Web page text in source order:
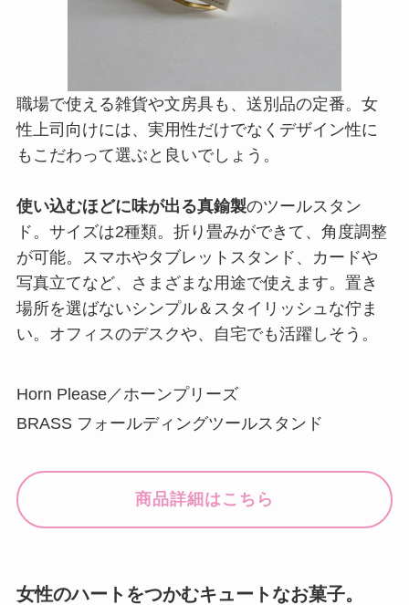
職場で使える雑貨や文房具も、送別品の定番。女
性上司向けには、実用性だけでなくデザイン性に
もこだわって選ぶと良いでしょう。
使い込むほどに味が出る真鍮製のツールスタン
ド。サイズは2種類。折り畳みができて、角度調整
が可能。スマホやタブレットスタンド、カードや
写真立てなど、さまざまな用途で使えます。置き
場所を選ばないシンプル＆スタイリッシュな佇ま
い。オフィスのデスクや、自宅でも活躍しそう。
Horn Please／ホーンプリーズ
BRASS フォールディングツールスタンド
商品詳細はこちら
女性のハートをつかむキュートなお菓子。